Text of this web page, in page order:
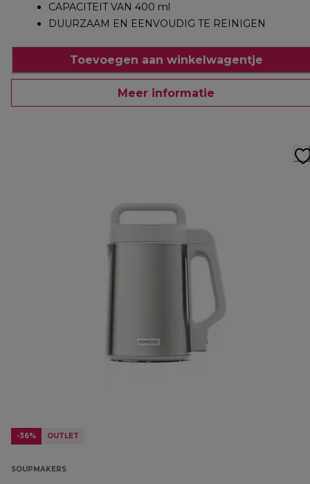
CAPACITEIT VAN 400 ml
DUURZAAM EN EENVOUDIG TE REINIGEN
Toevoegen aan winkelwagentje
Meer informatie
-36% OUTLET
SOUPMAKERS